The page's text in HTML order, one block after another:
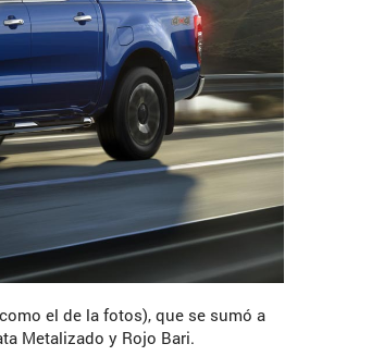
el de la fotos), que se sumó a
Metalizado y Rojo Bari.